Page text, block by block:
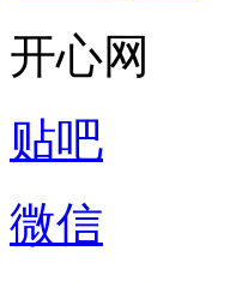
开心网
贴吧
微信